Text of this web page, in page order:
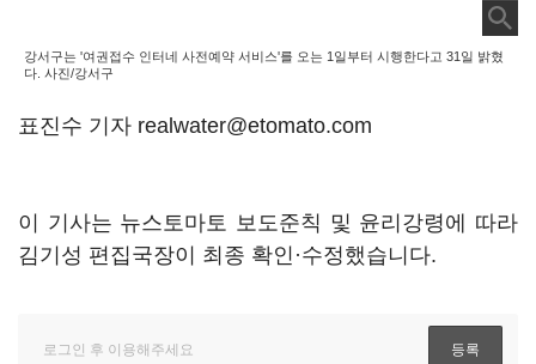
강서구는 '여권접수 인터네 사전예약 서비스'를 오는 1일부터 시행한다고 31일 밝혔
다. 사진/강서구
표진수 기자 realwater@etomato.com
이 기사는 뉴스토마토 보도준칙 및 윤리강령에 따라
김기성 편집국장이 최종 확인·수정했습니다.